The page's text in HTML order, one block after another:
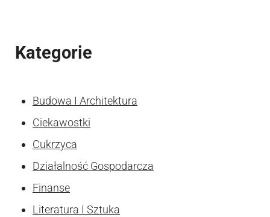
Kategorie
Budowa I Architektura
Ciekawostki
Cukrzyca
Działalność Gospodarcza
Finanse
Literatura I Sztuka